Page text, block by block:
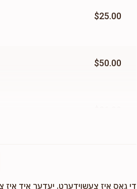
$25.00
$50.00
די גאס איז צעשוידערט. יעדער איד איז